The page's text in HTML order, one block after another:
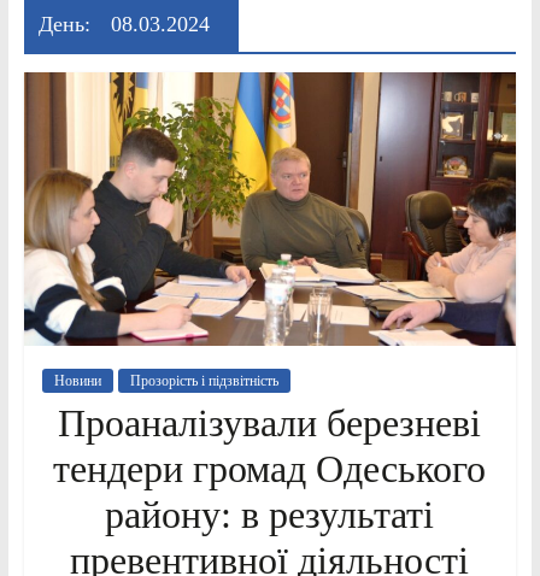
День: 08.03.2024
Новини Прозорість і підзвітність
Проаналізували березневі
тендери громад Одеського
району: в результаті
превентивної діяльності